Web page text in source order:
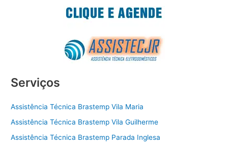
Serviços
Assistência Técnica Brastemp Vila Maria
Assistência Técnica Brastemp Vila Guilherme
Assistência Técnica Brastemp Parada Inglesa